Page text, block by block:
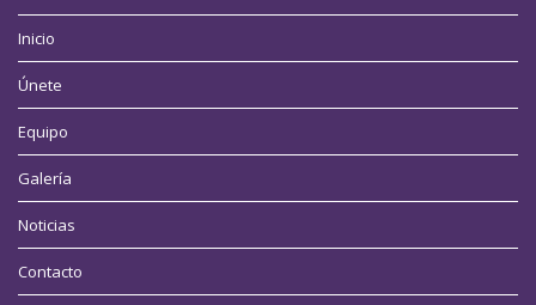
Inicio
Únete
Equipo
Galería
Noticias
Contacto